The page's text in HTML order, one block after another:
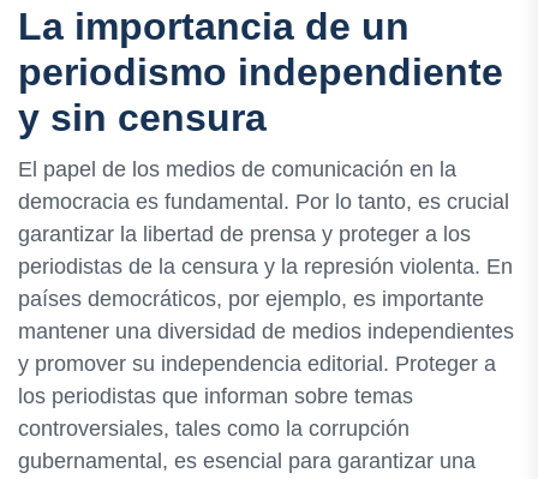
La importancia de un
periodismo independiente
y sin censura
El papel de los medios de comunicación en la
democracia es fundamental. Por lo tanto, es crucial
garantizar la libertad de prensa y proteger a los
periodistas de la censura y la represión violenta. En
países democráticos, por ejemplo, es importante
mantener una diversidad de medios independientes
y promover su independencia editorial. Proteger a
los periodistas que informan sobre temas
controversiales, tales como la corrupción
gubernamental, es esencial para garantizar una